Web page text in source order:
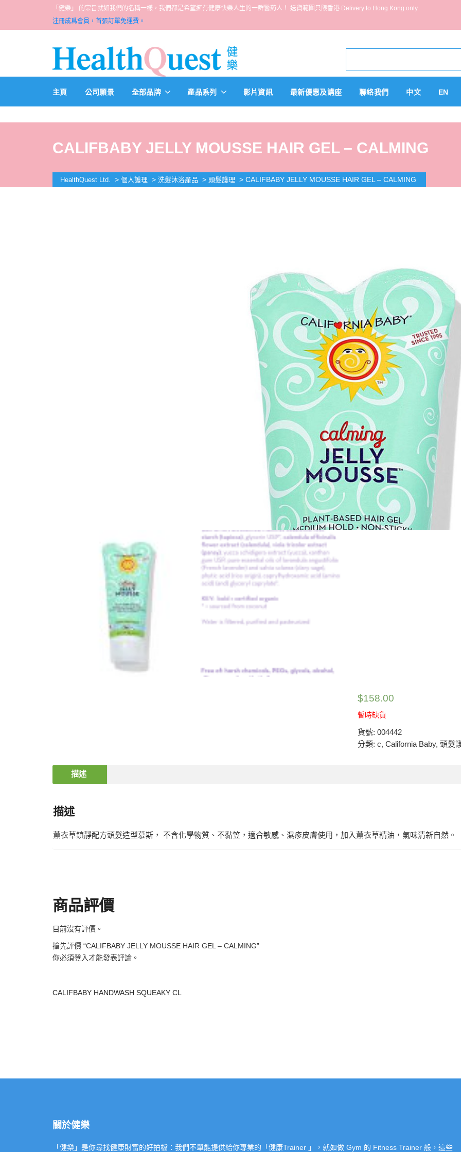
「健樂」 的宗旨就如我們的名稱一樣，我們都是希望擁有健康快樂人生的一群醫葯人！ 送貨範圍只限香港 Delivery to Hong Kong only
注冊成爲會員，首張訂單免運費。
主頁 公司願景 全部品牌 產品系列 影片資訊 最新優惠及講座 聯絡我們 中文 EN
CALIFBABY JELLY MOUSSE HAIR GEL – CALMING
HealthQuest Ltd. > 個人護理 > 洗髮沐浴產品 > 頭髮護理 > CALIFBABY JELLY MOUSSE HAIR GEL – CALMING
$158.00
暫時缺貨
貨號: 004442
分類: c, California Baby, 頭髮
描述
描述
薰衣草鎮靜配方頭髮造型慕斯， 不含化學物質、不黏笠，適合敏感、濕疹皮膚使用，加入薰衣草精油，氣味清新自然。
商品評價
目前沒有評價。
搶先評價 “CALIFBABY JELLY MOUSSE HAIR GEL – CALMING”
你必須登入 才能發表評論。
CALIFBABY HANDWASH SQUEAKY CL
關於健樂
「健樂」是你尋找健康財富的好拍檔：我們不單能提供給你專業的「健康Trainer 」，就如做 Gym 的 Fitness Trainer 般，這些